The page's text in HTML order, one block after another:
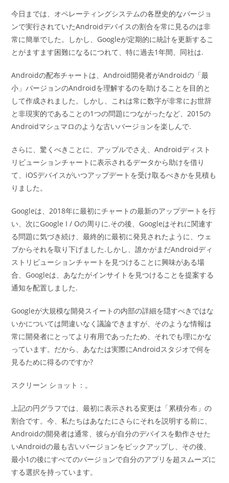
テ
ゴ
リ
ー:
今日までは、オペレーティングシステムの各歴史的なバージョ
ンで実行されていたAndroidデバイスの割合を常に見るのは非
常に簡単でした。しかし、Googleが定期的に統計を更新するこ
とがますます困難になるにつれて、特に過去1年間、同社は.
Androidの配布チャートは、Android開発者がAndroidの「最
小」バージョンのAndroidを理解するのを助けることを目的と
して作成されました。しかし、これは常に数字が非常にお世辞
と非現実的であることの1つの問題につながったなど、2015の
Androidマシュマロのような古いバージョンを楽しんで.
さらに、驚くべきことに、アップルでさえ、Androidディスト
リビューションチャートに表示されるデータから助けを借り
て、iOSデバイスがいつアップデートを受け取るべきかを見積も
りました。
Googleは、2018年に最初にチャートの最新のアップデートを行
い、次にGoogle I / Oの周りに.その後、Googleはそれに関連す
る問題に気づき続け、最終的に最初に発見されたように、ウェ
ブからそれを取り下げました.しかし、誰かがまだAndroidディ
ストリビューションチャートを見つけることに興味がある場
合、Googleは、あなたがインサイトを見つけることを提案する
通知を配置しました.
Googleが大規模な開発スイートの内部の詳細を隠すべきではな
いかについては間違いなく議論できますが、そのような情報は
常に開発者にとってより有用であったため、それでも理にかな
っています。だから、あなたは実際にAndroidスタジオで何を
見るために得るのですか?
スクリーン ショット：。
上記の円グラフでは、最初に表示される変更は「累積分布」の
割合です。今、私たちはあなたにさらにそれを説明する前に、
Androidの開発者は通常、彼らが自分のデバイスを動作させた
いAndroidの最も古いバージョンをピックアップし、その後、
最小1の後にすべてのバージョンで自分のアプリを超スムーズに
する選択を持っています。